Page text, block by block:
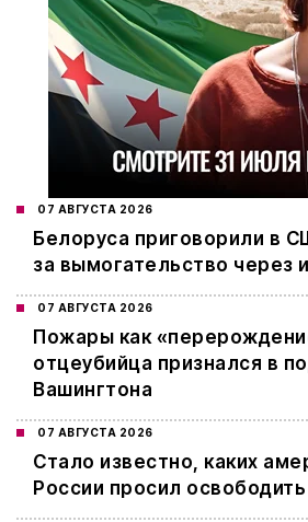
07 АВГУСТА 2026
Белоруса приговорили в
за вымогательство через
07 АВГУСТА 2026
Пожары как
отцеубийца признался в
Вашингтона
07 АВГУСТА 2026
Стало известно, каких
России просил